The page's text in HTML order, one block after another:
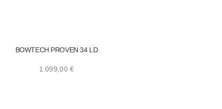
1.099,00€
BOWTECH PROVEN 34 LD